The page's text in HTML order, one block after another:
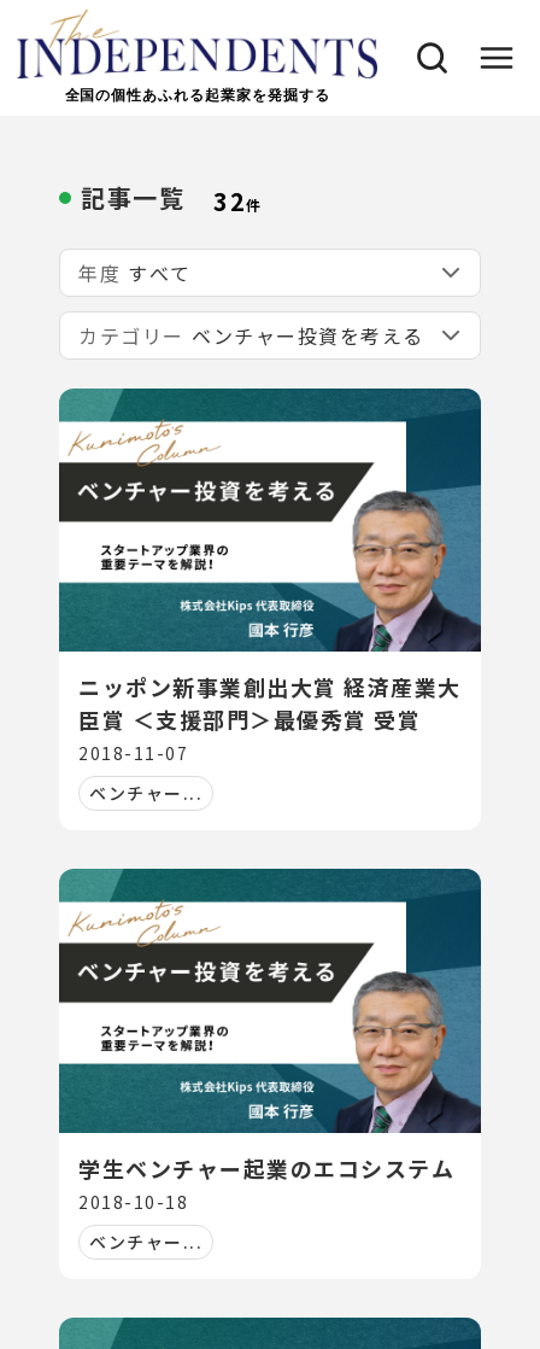
全国の個性あふれる起業家を発掘する
記事一覧 32件
年度
カテゴリー
ニッポン新事業創出大賞 経済産業大
臣賞 ＜支援部門＞最優秀賞 受賞
2018-11-07
ベンチャー...
学生ベンチャー起業のエコシステム
2018-10-18
ベンチャー...